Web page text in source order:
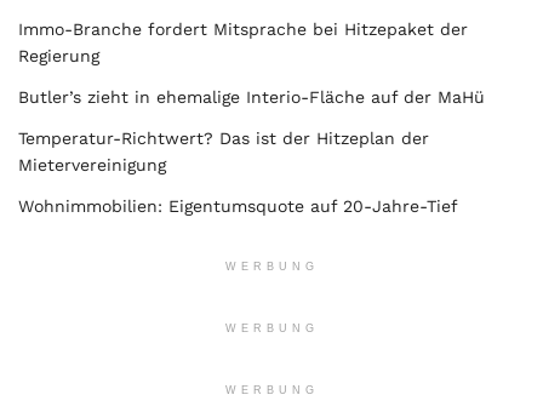
Immo-Branche fordert Mitsprache bei Hitzepaket der
Regierung
Butler’s zieht in ehemalige Interio-Fläche auf der MaHü
Temperatur-Richtwert? Das ist der Hitzeplan der
Mietervereinigung
Wohnimmobilien: Eigentumsquote auf 20-Jahre-Tief
WERBUNG
WERBUNG
WERBUNG